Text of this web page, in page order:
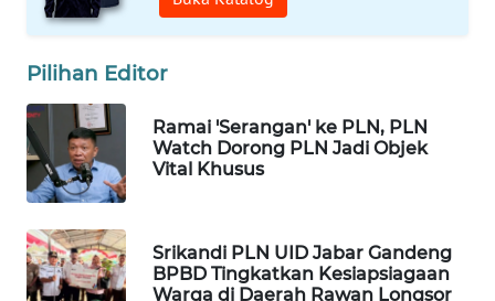
Pilihan Editor
Ramai 'Serangan' ke PLN, PLN
Watch Dorong PLN Jadi Objek
Vital Khusus
Srikandi PLN UID Jabar Gandeng
BPBD Tingkatkan Kesiapsiagaan
Warga di Daerah Rawan Longsor
TANJUNG
LESUNG
WN
KARO
WN
SIMALUNGUN
WN
LABUHANBATU